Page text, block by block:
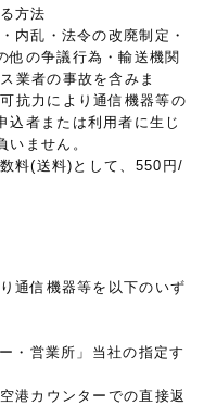
方法
内乱・法令の改廃制定・
他の争議行為・輸送機関
業者の事故を含みま
抗力により通信機器等の
込者または利用者に生じ
いません。
料(送料)として、550円/
通信機器等を以下のいず
・営業所」当社の指定す
港カウンターでの直接返